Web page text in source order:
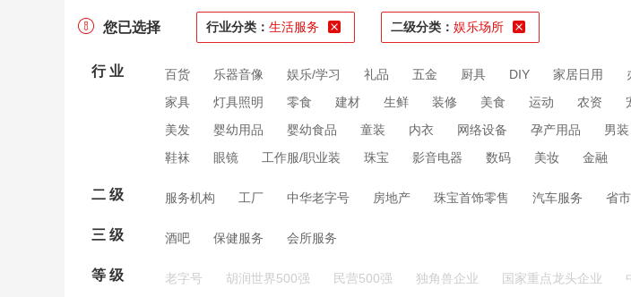
您已选择 行业分类： 生活服务 二级分类： 娱乐场所
行 业 百货 乐器音像 娱乐/学习 礼品 五金 厨具 DIY 家居日用
家具
灯具照明 零食 建材 生鲜 装修 美食 运动 农资
美发
婴幼用品 婴幼食品 童装 内衣 网络设备 孕产用品 男装
鞋袜
眼镜 工作服/职业装 珠宝 影音电器 数码 美妆 金融
二 级 服务机构 工厂 中华老字号 房地产 珠宝首饰零售 汽车服务 省
三 级 酒吧 保健服务 会所服务
等 级 老字号 胡润世界500强 民营500强 独角兽企业 国家重点龙头企业